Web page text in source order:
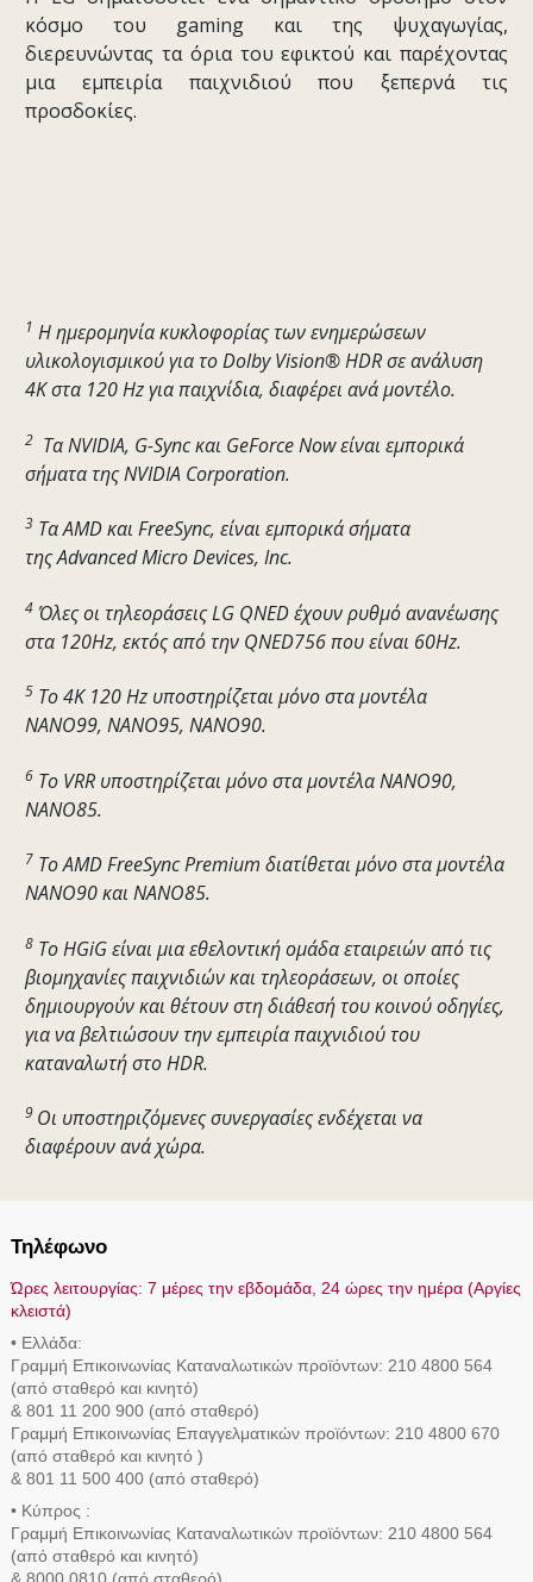
κόσμο του gaming και της ψυχαγωγίας,
διερευνώντας τα όρια του εφικτού και παρέχοντας
μια εμπειρία παιχνιδιού που ξεπερνά τις
προσδοκίες.
1 Η ημερομηνία κυκλοφορίας των ενημερώσεων
υλικολογισμικού για το Dolby Vision® HDR σε ανάλυση
4K στα 120 Hz για παιχνίδια, διαφέρει ανά μοντέλο.
2 Τα NVIDIA, G-Sync και GeForce Now είναι εμπορικά
σήματα της NVIDIA Corporation.
3 Τα AMD και FreeSync, είναι εμπορικά σήματα
της Advanced Micro Devices, Inc.
4 Όλες οι τηλεοράσεις LG QNED έχουν ρυθμό ανανέωσης
στα 120Hz, εκτός από την QNED756 που είναι 60Hz.
5 Το 4K 120 Hz υποστηρίζεται μόνο στα μοντέλα
NANO99, NANO95, NANO90.
6 Το VRR υποστηρίζεται μόνο στα μοντέλα NANO90,
NANO85.
7 Το AMD FreeSync Premium διατίθεται μόνο στα μοντέλα
NANO90 και NANO85.
8 Το HGiG είναι μια εθελοντική ομάδα εταιρειών από τις
βιομηχανίες παιχνιδιών και τηλεοράσεων, οι οποίες
δημιουργούν και θέτουν στη διάθεσή του κοινού οδηγίες,
για να βελτιώσουν την εμπειρία παιχνιδιού του
καταναλωτή στο HDR.
9 Οι υποστηριζόμενες συνεργασίες ενδέχεται να
διαφέρουν ανά χώρα.
Τηλέφωνο
Ώρες λειτουργίας: 7 μέρες την εβδομάδα, 24 ώρες την ημέρα (Αργίες
κλειστά)
• Ελλάδα:
Γραμμή Eπικοινωνίας Καταναλωτικών προϊόντων: 210 4800 564
(από σταθερό και κινητό)
& 801 11 200 900 (από σταθερό)
Γραμμή Eπικοινωνίας Επαγγελματικών προϊόντων: 210 4800 670
(από σταθερό και κινητό )
& 801 11 500 400 (από σταθερό)
• Κύπρος :
Γραμμή Eπικοινωνίας Καταναλωτικών προϊόντων: 210 4800 564
(από σταθερό και κινητό)